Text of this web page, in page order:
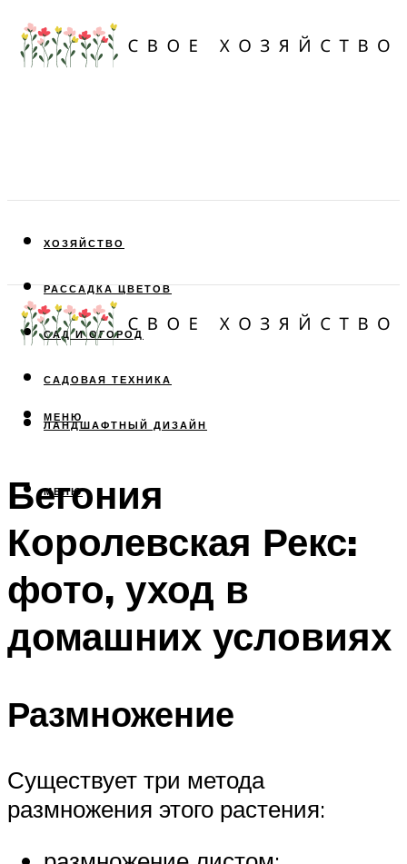
ХОЗЯЙСТВО
РАССАДКА ЦВЕТОВ
САД И ОГОРОД
САДОВАЯ ТЕХНИКА
ЛАНДШАФТНЫЙ ДИЗАЙН
МЕНЮ
МЕНЮ
Бегония
Королевская Рекс:
фото, уход в
домашних условиях
Размножение
Существует три метода
размножения этого растения: